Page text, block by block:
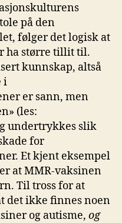
på den
følger det logisk at
ha større tillit til.
kunnskap, altså
i
er sann, men
(les:
undertrykkes slik
for
Et kjent eksempel
at MMR-vaksinen
Til tross for at
det ikke finnes noen
og autisme, og